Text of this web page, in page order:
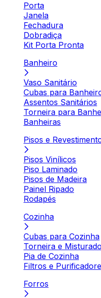
Porta
Janela
Fechadura
Dobradiça
Kit Porta Pronta
Banheiro
Vaso Sanitário
Cubas para
Assentos Sanitários
Torneira para
Banheiras
Pisos e
Pisos Vinílicos
Piso Laminado
Pisos de Madeira
Painel Ripado
Rodapés
Cozinha
Cubas para Cozinha
Torneira e
Pia de Cozinha
Filtros e
Forros